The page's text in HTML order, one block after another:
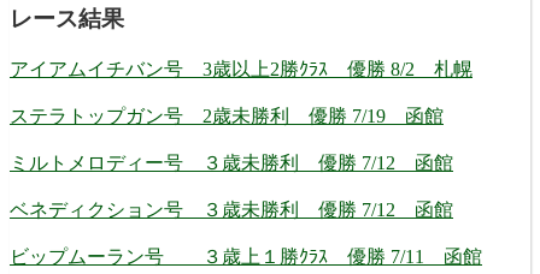
レース結果
アイアムイチバン号 3歳以上2勝ｸﾗｽ 優勝 8/2 札幌
ステラトップガン号 2歳未勝利 優勝 7/19 函館
ミルトメロディー号 ３歳未勝利 優勝 7/12 函館
ベネディクション号 ３歳未勝利 優勝 7/12 函館
ビップムーラン号 ３歳上１勝ｸﾗｽ 優勝 7/11 函館